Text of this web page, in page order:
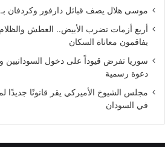
موسى هلال يصف قبائل دارفور وكردفان
أربع أزمات تضرب الأبيض.. العطش والظلام
يفاقمون معاناة السكان
سوريا تفرض قيوداً على دخول
دعوة رسمية
مجلس الشيوخ الأميركي يقر قانونًا جديدًا
في السودان